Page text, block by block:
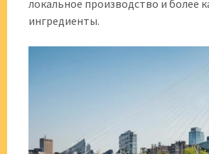
локальное производство и более
ингредиенты.